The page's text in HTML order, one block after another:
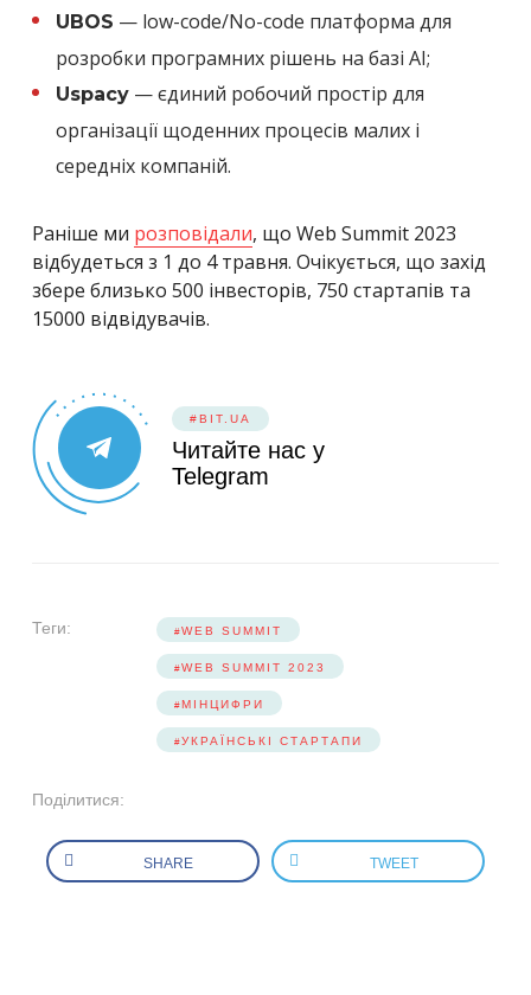
UBOS — low-code/No-code платформа для
розробки програмних рішень на базі AI;
Uspacy — єдиний робочий простір для
організації щоденних процесів малих і
середніх компаній.
Раніше ми розповідали, що Web Summit 2023
відбудеться з 1 до 4 травня. Очікується, що захід
збере близько 500 інвесторів, 750 стартапів та
15000 відвідувачів.
#BIT.UA
Читайте нас у
Telegram
Теги: WEB SUMMIT
WEB SUMMIT 2023
МІНЦИФРИ
УКРАЇНСЬКІ СТАРТАПИ
Поділитися:
SHARE TWEET